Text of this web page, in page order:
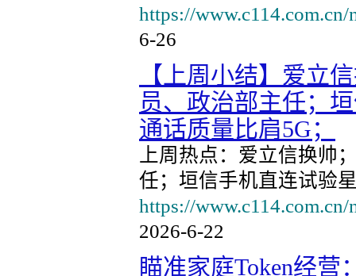
https://
6-26
【上周小结】爱立
员、政治部主任；
通话质量比肩5G；
上周热点：爱立信换帅
任；垣信手机直连试验
https://
2026-6-22
瞄准家庭Token经营